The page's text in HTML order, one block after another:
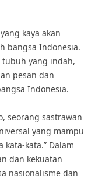
kaya akan
bangsa Indonesia.
tubuh yang indah,
pesan dan
Indonesia.
seorang sastrawan
yang mampu
kata.” Dalam
dan kekuatan
nasionalisme dan